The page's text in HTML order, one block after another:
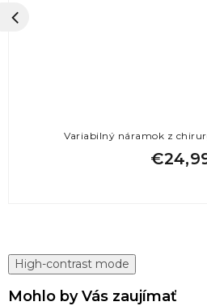
Variabilný náramok z
High-contrast mode
Mohlo by Vás zaujímať